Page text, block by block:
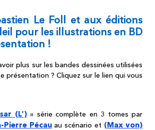
Le Foll et aux éditions
pour les illustrations en BD
!
plus sur les bandes dessinées utilisées
présentation ? Cliquez sur le lien qui vous
(L’)» série complète en 3 tomes par
Pierre Pécauau scénario et (Max von)